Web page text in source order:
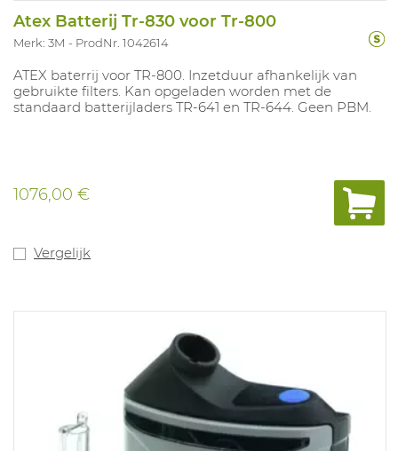
Atex Batterij Tr-830 voor Tr-800
Merk: 3M ProdNr. 1042614
ATEX baterrij voor TR-800. Inzetduur afhankelijk van
gebruikte filters. Kan opgeladen worden met de
standaard batterijladers TR-641 en TR-644. Geen PBM.
1076,00 €
Vergelijk